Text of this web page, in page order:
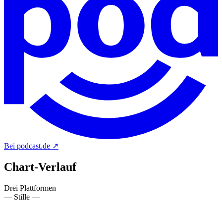
Bei podcast.de ↗
Chart-Verlauf
Drei Plattformen
— Stille —